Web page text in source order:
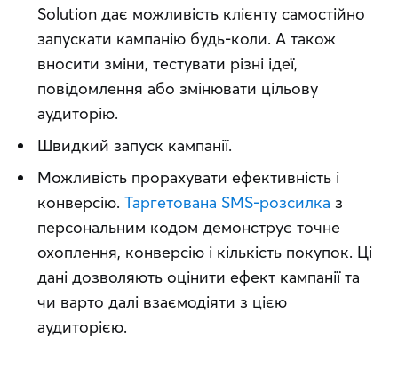
Solution дає можливість клієнту самостійно
запускати кампанію будь-коли. А також
вносити зміни, тестувати різні ідеї,
повідомлення або змінювати цільову
аудиторію.
Швидкий запуск кампанії.
Можливість прорахувати ефективність і
конверсію. Таргетована SMS-розсилка з
персональним кодом демонструє точне
охоплення, конверсію і кількість покупок. Ці
дані дозволяють оцінити ефект кампанії та
чи варто далі взаємодіяти з цією
аудиторією.